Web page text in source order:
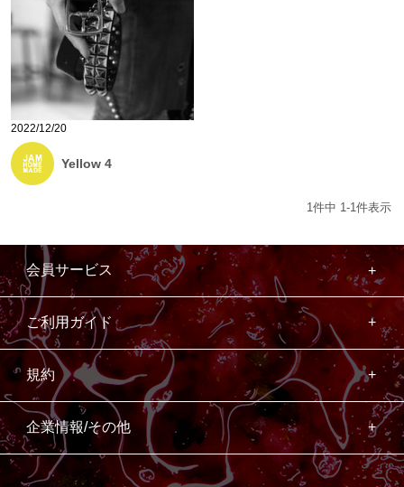
2022/12/20
Yellow 4
1件中 1-1件表示
会員サービス
ご利用ガイド
規約
企業情報/その他